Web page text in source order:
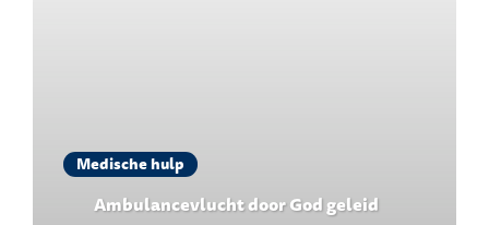
Medische hulp
Ambulancevlucht door God geleid